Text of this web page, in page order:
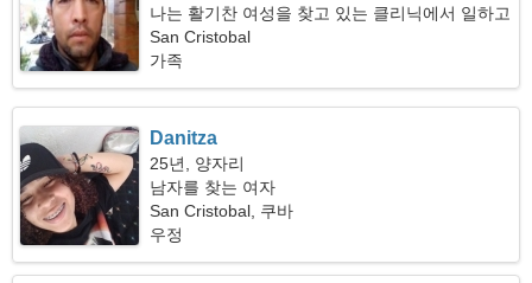
나는 활기찬 여성을 찾고 있는 클리닉에서 일하고
있습니다
San Cristobal
가족
Danitza
25년, 양자리
남자를 찾는 여자
San Cristobal, 쿠바
우정